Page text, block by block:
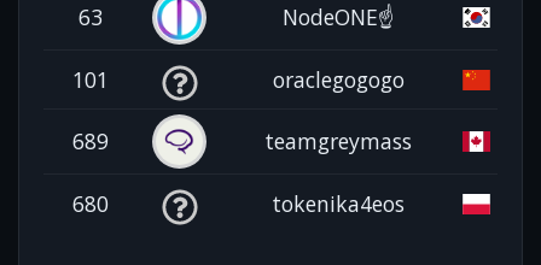
63 NodeONE☝️
101 oraclegogogo
689 teamgreymass
680 tokenika4eos